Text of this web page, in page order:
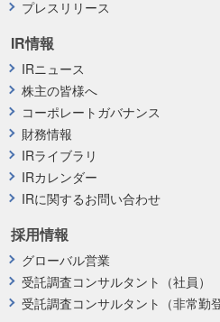
採用情報
グローバル営業
受託調査コンサルタント（社員）
受託調査コンサルタント（非常勤登
プレスリリース
IR情報
IRニュース
株主の皆様へ
コーポレートガバナンス
財務情報
IRライブラリ
IRカレンダー
IRに関するお問い合わせ